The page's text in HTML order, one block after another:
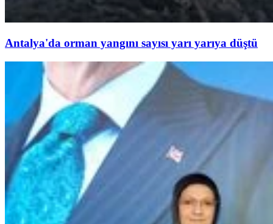
Antalya'da orman yangını sayısı yarı yarıya düştü